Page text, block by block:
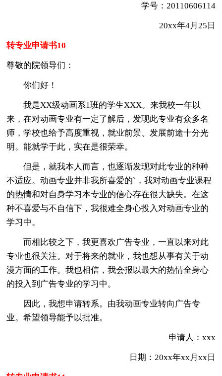
学号：20110606114
20xx年4月25日
转专业申请书10
尊敬的院领导们：
你们好！
我是XX级动画系1班的学生XXX。来我校一年以
来，在对动画专业有一定了解后，发现此专业有众多名
师，学校也给予高度重视，就业前景、发展前途十分光
明。能就学于此，实在是很荣幸。
但是，就我本人而言，也逐渐发现对此专业的种种
不适应。动画专业并非我所喜爱的`，我对动画专业课程
的热情和对自身学习本专业的信心存在很大缺失。在这
种不喜爱与不自信下，我很难全身心投入对动画专业的
学习中。
而相比较之下，我更喜欢广告专业，一直以来对此
专业也很关注。对于将来的就业，我也想从事有关于动
漫方面的工作。我也相信，我会报以最大的热情全身心
的投入到广告专业的学习中。
因此，我想申请转系。由我动画专业转向广告专
业。希望领导能予以批准。
申请人：xxx
日期：20xx年xx月xx日